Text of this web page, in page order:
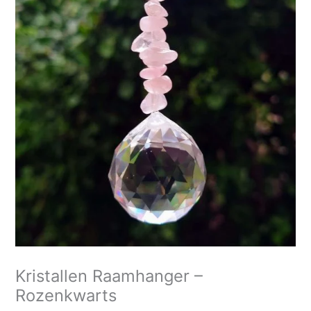
Kristallen Raamhanger –
Rozenkwarts
-
Rozenkwarts
aantal